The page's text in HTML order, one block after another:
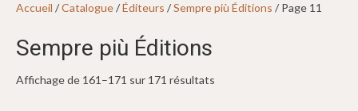
Accueil /Catalogue/Éditeurs /Sempre più Éditions / Page 11
Sempre più Éditions
Affichage de 161–171 sur 171 résultats